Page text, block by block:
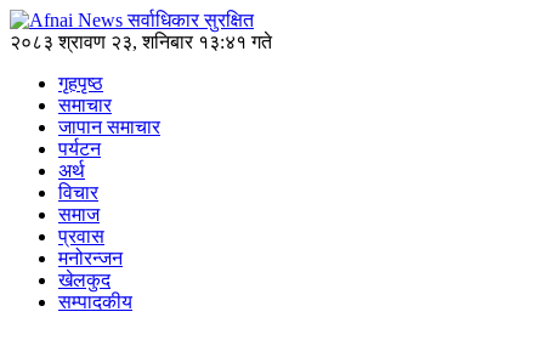
२०८३ श्रावण २३, शनिबार १३:४१ गते
गृहपृष्ठ
समाचार
जापान समाचार
पर्यटन
अर्थ
विचार
समाज
प्रवास
मनोरन्जन
खेलकुद
सम्पादकीय